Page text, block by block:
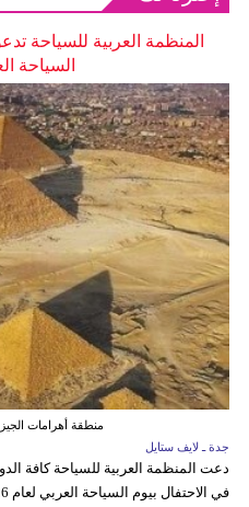
المنظمة العربية للسياحة
السياحة
منطقة أهرامات
جدة ـ لايف ستايل
دعت المنظمة العربية للسياحة كافة